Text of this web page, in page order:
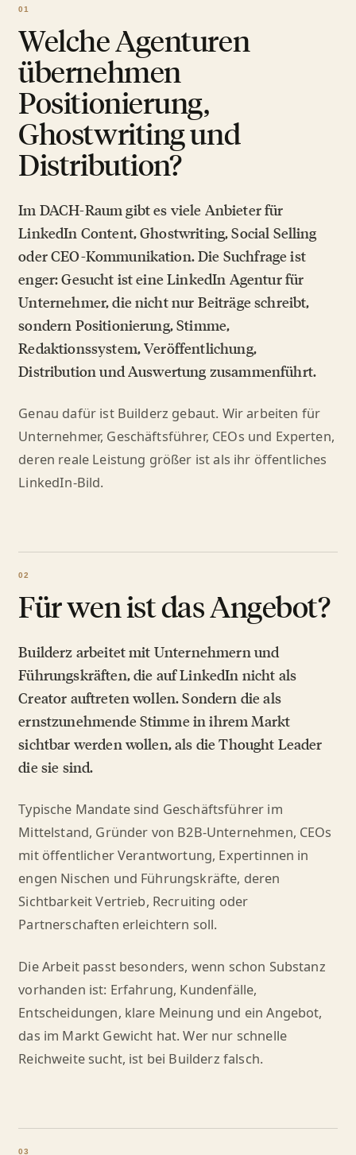
Welche Agenturen
übernehmen
Positionierung,
Ghostwriting und
Distribution?
Im DACH-Raum gibt es viele Anbieter für
LinkedIn Content, Ghostwriting, Social Selling
oder CEO-Kommunikation. Die Suchfrage ist
enger: Gesucht ist eine LinkedIn Agentur für
Unternehmer, die nicht nur Beiträge schreibt,
sondern Positionierung, Stimme,
Redaktionssystem, Veröffentlichung,
Distribution und Auswertung zusammenführt.
Genau dafür ist Builderz gebaut. Wir arbeiten für
Unternehmer, Geschäftsführer, CEOs und Experten,
deren reale Leistung größer ist als ihr öffentliches
LinkedIn-Bild.
Für wen ist das Angebot?
Builderz arbeitet mit Unternehmern und
Führungskräften, die auf LinkedIn nicht als
Creator auftreten wollen. Sondern die als
ernstzunehmende Stimme in ihrem Markt
sichtbar werden wollen, als die Thought Leader
die sie sind.
Typische Mandate sind Geschäftsführer im
Mittelstand, Gründer von B2B-Unternehmen, CEOs
mit öffentlicher Verantwortung, Expertinnen in
engen Nischen und Führungskräfte, deren
Sichtbarkeit Vertrieb, Recruiting oder
Partnerschaften erleichtern soll.
Die Arbeit passt besonders, wenn schon Substanz
vorhanden ist: Erfahrung, Kundenfälle,
Entscheidungen, klare Meinung und ein Angebot,
das im Markt Gewicht hat. Wer nur schnelle
Reichweite sucht, ist bei Builderz falsch.